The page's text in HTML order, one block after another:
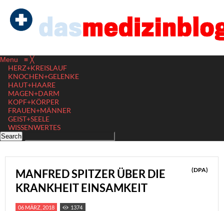
Menu ≡ ╳
HERZ+KREISLAUF
KNOCHEN+GELENKE
HAUT+HAARE
MAGEN+DARM
KOPF+KÖRPER
FRAUEN+MÄNNER
GEIST+SEELE
WISSENWERTES
MANFRED SPITZER ÜBER DIE
KRANKHEIT EINSAMKEIT
(DPA)
06 MÄRZ, 2018 1374